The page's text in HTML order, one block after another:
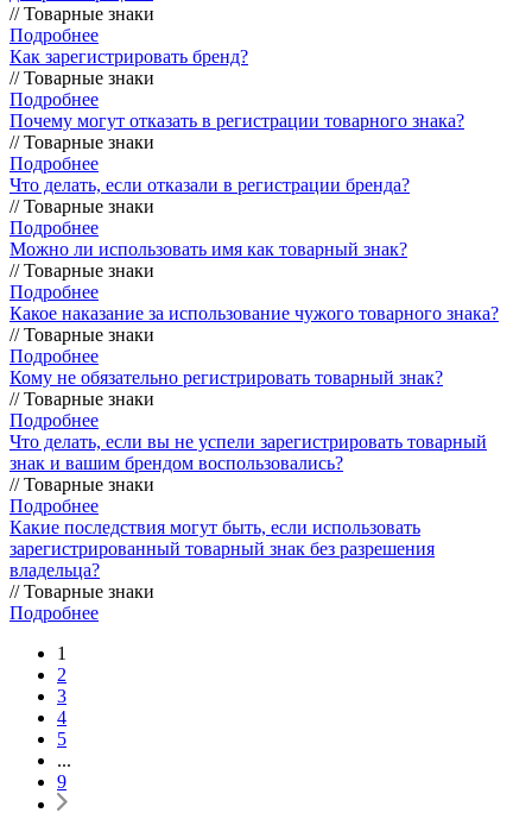
// Товарные знаки
Подробнее
Как зарегистрировать бренд?
// Товарные знаки
Подробнее
Почему могут отказать в регистрации товарного знака?
// Товарные знаки
Подробнее
Что делать, если отказали в регистрации бренда?
// Товарные знаки
Подробнее
Можно ли использовать имя как товарный знак?
// Товарные знаки
Подробнее
Какое наказание за использование чужого товарного знака?
// Товарные знаки
Подробнее
Кому не обязательно регистрировать товарный знак?
// Товарные знаки
Подробнее
Что делать, если вы не успели зарегистрировать товарный
знак и вашим брендом воспользовались?
// Товарные знаки
Подробнее
Какие последствия могут быть, если использовать
зарегистрированный товарный знак без разрешения
владельца?
// Товарные знаки
Подробнее
1
2
3
4
5
...
9